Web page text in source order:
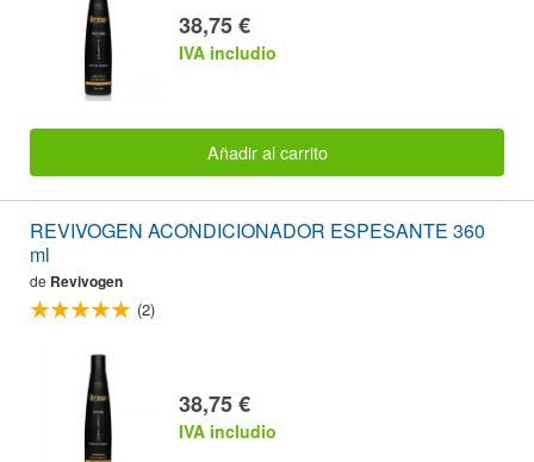
38,75 €
IVA includio
Añadir al carrito
REVIVOGEN ACONDICIONADOR ESPESANTE 360
ml
de Revivogen
(2)
38,75 €
IVA includio